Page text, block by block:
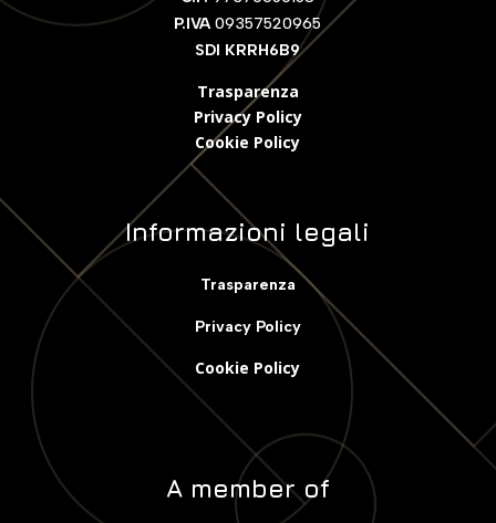
P.IVA09357520965
SDI KRRH6B9
Trasparenza
Privacy Policy
Cookie Policy
Informazioni legali
Trasparenza
Privacy Policy
Cookie Policy
A member of